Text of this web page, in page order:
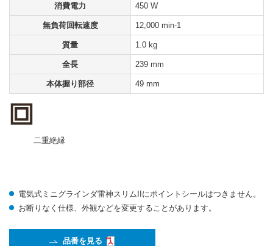
消費電力 450 W
無負荷回転速度 12,000 min-1
質量 1.0 kg
全長 239 mm
本体握り部径 49 mm
二重絶縁
電気式ミニグラインダ雷神スリムIIにポイントシールはつきません。
お断りなく仕様、外観などを変更することがあります。
品番を見る